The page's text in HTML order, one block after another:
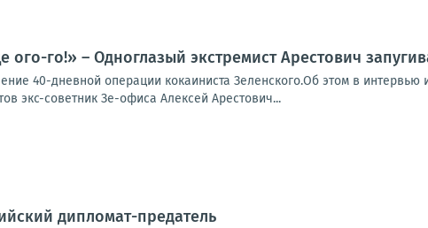
го!» – Одноглазый экстремист Арестович
40-дневной операции кокаиниста Зеленского.Об этом в
экс-советник Зе-офиса Алексей Арестович...
дипломат-предатель